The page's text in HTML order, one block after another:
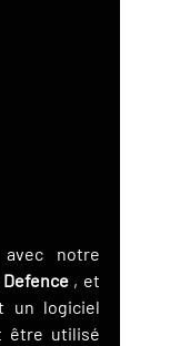
notre
, et
un logiciel
être utilisé